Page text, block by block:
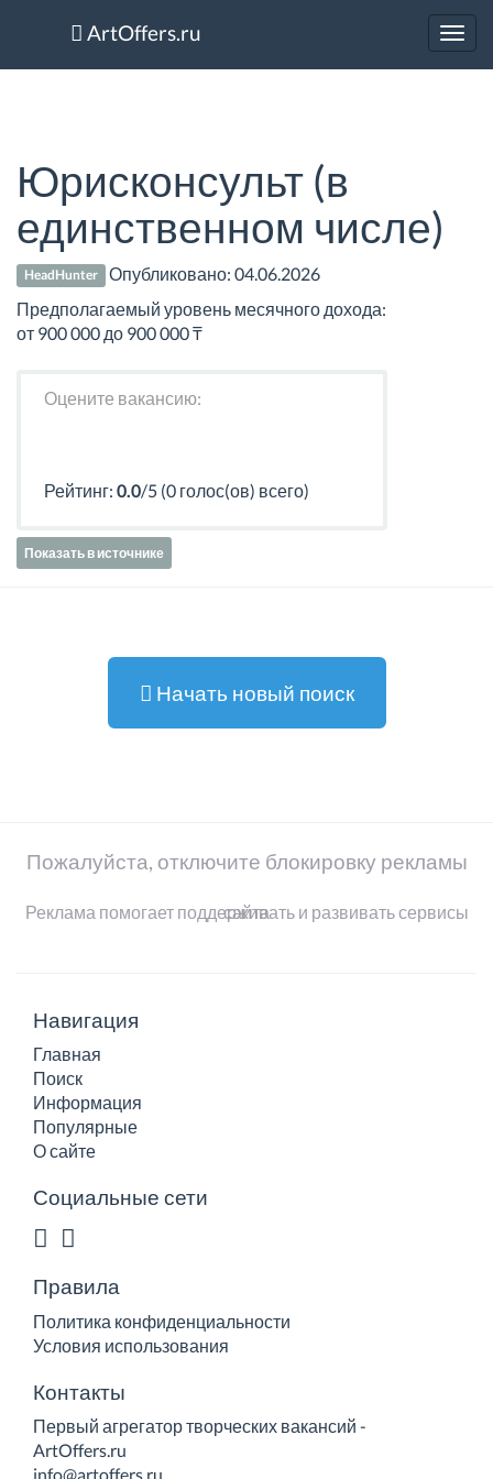
ArtOffers.ru
Юрисконсульт (в
единственном числе)
HeadHunter Опубликовано:04.06.2026
Предполагаемый уровень месячного дохода:
от 900 000 до 900 000 ₸
Оцените вакансию:
Рейтинг: 0.0/5 (0 голос(ов) всего)
Показать в источнике
Начать новый поиск
Пожалуйста, отключите блокировку рекламы
Реклама помогает поддерживать и развивать сервисы сайта
Навигация
Главная
Поиск
Информация
Популярные
О сайте
Социальные сети
Правила
Политика конфиденциальности
Условия использования
Контакты
Первый агрегатор творческих вакансий -
ArtOffers.ru
info@artoffers.ru